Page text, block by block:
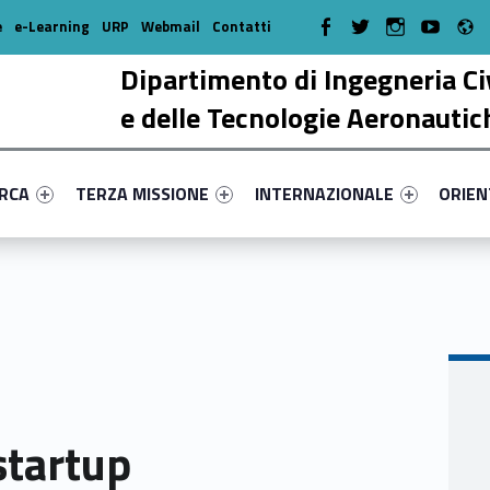
Dipartimento di Ingegneria
e delle Tecnologie
primary-98347-17
#link-menu-primary-80790-38
Link identifier #link-menu-primary-11663-51
TERZA MISSIONE
Link identifier #link-menu-
INTERNAZIONALE
Link
e-Learning URP Webmail Contatti WebMan on Facebook
WebMan on TwitterWebMan onWebMan